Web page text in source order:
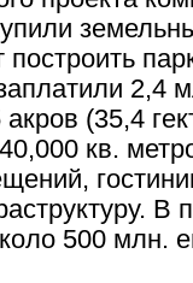
2,4
(35,4
кв.
В
500 млн.